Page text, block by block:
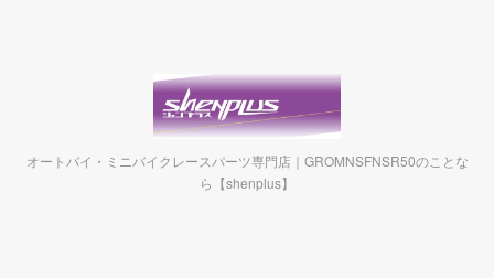
オートバイ・ミニバイクレースパーツ専門店｜GROMNSFNSR50のことな
ら【shenplus】